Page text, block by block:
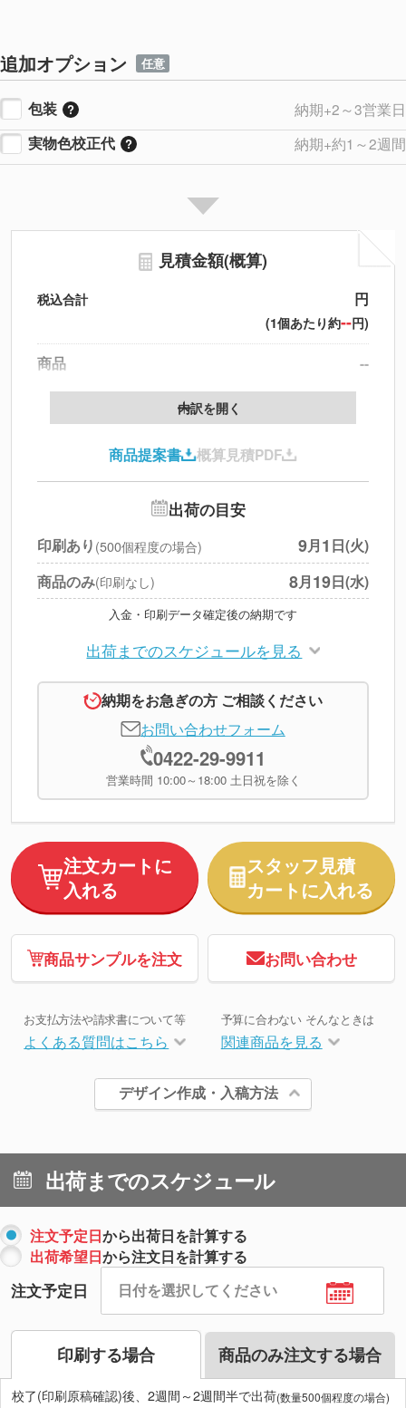
追加オプション 任意
包装
納期+2～3営業日
実物色校正代
納期+約1～2週間
見積金額(概算)
税込合計 円
(1個あたり約--円)
商品
--
製版代
印刷代
北海道・沖縄・離島 別途
円
※上記小計は税別です
内訳を開く
商品提案書 概算見積PDF
出荷の目安
印刷あり (500個程度の場合) 9月1 日(火)
商品のみ(印刷なし) 8月19日(水)
入金・印刷データ確定後の納期です
出荷までのスケジュールを見る
納期をお急ぎの方 ご相談ください
お問い合わせフォーム
0422-29-9911
営業時間 10:00～18:00 土日祝を除く
注文カートに
入れる
スタッフ見積
カートに入れる
商品サンプルを注文 お問い合わせ
お支払方法や請求書について等
よくある質問はこちら
予算に合わない そんなときは
関連商品を見る
デザイン作成・入稿方法
出荷までのスケジュール
注文予定日から出荷日を計算する
出荷希望日から注文日を計算する
注文予定日
印刷する場合 商品のみ注文する場合
校了(印刷原稿確認)後、2週間～2週間半で出荷(数量500個程度の場合)